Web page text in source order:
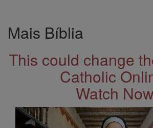
Mais Bíblia
This could change
Catholic
Watch Now